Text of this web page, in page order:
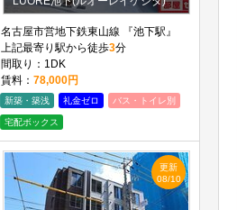
名古屋市営地下鉄東山線 『池下駅』
上記最寄り駅から徒歩3分
間取り：1DK
賃料： 78,000円
新築・築浅 礼金ゼロ バス・トイレ別
宅配ボックス
更新
08/10